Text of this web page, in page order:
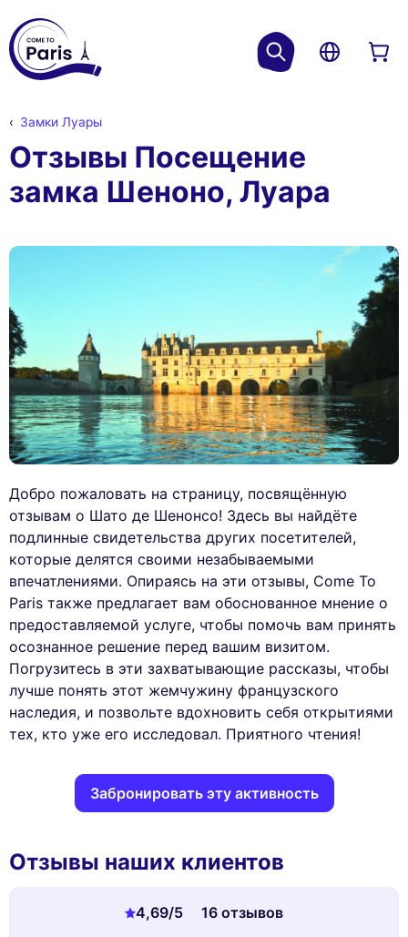
Замки Луары
Отзывы Посещение
замка Шеноно, Луара
Добро пожаловать на страницу, посвящённую
отзывам о Шато де Шенонсо! Здесь вы найдёте
подлинные свидетельства других посетителей,
которые делятся своими незабываемыми
впечатлениями. Опираясь на эти отзывы, Come To
Paris также предлагает вам обоснованное мнение о
предоставляемой услуге, чтобы помочь вам принять
осознанное решение перед вашим визитом.
Погрузитесь в эти захватывающие рассказы, чтобы
лучше понять этот жемчужину французского
наследия, и позвольте вдохновить себя открытиями
тех, кто уже его исследовал. Приятного чтения!
Забронировать эту активность
Отзывы наших клиентов
4,69/5
16 отзывов